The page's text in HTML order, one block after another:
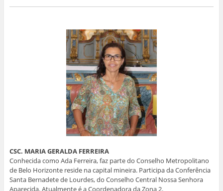
CSC. MARIA GERALDA FERREIRA
Conhecida como Ada Ferreira, faz parte do Conselho Metropolitano
de Belo Horizonte reside na capital mineira. Participa da Conferência
Santa Bernadete de Lourdes, do Conselho Central Nossa Senhora
Aparecida. Atualmente é a Coordenadora da Zona 2.